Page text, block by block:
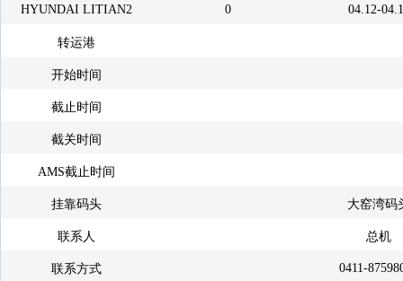
HYUNDAI LITIAN2 0 04.12-
转运港
开始时间
截止时间
截关时间
AMS截止时间
挂靠码头 大窑湾码
联系人 总机
联系方式 0411-